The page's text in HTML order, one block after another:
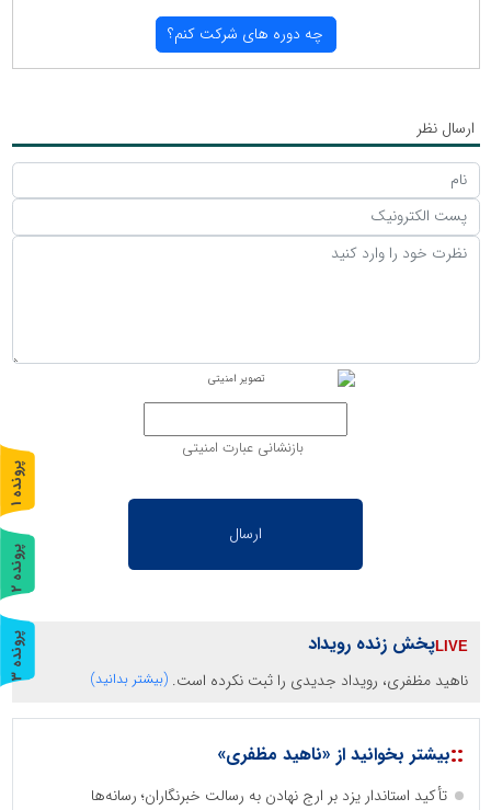
چه دوره های شركت كنم؟
ارسال نظر
بازنشانی عبارت امنیتی
پخش زنده رویداد
ناهید مظفری، رویداد جدیدی را ثبت نکرده است. (بیشتر بدانید)
::بیشتر بخوانید از «ناهید مظفری»
تأکید استاندار یزد بر ارج نهادن به رسالت خبرنگاران؛ رسانه‌ها
پ
ر
و
ن
د
ه
1
پ
ر
و
ن
د
ه
2
پ
ر
و
ن
د
ه
3